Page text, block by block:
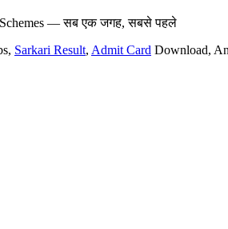
Schemes — सब एक जगह, सबसे पहले
Sarkari Result, Admit Card Download,